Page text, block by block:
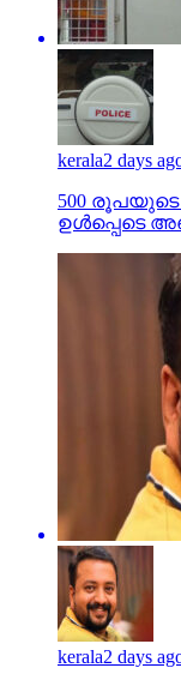
kerala2 days
500 രൂപയുടെ
ഉള്‍പ്പെടെ
kerala2 days